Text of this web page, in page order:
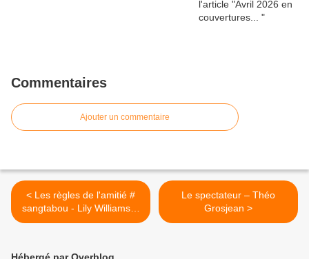
Commentaires
Ajouter un commentaire
< Les règles de l'amitié #
sangtabou - Lily Williams &
Karen Schneemann (ill.)
Le spectateur – Théo
Grosjean >